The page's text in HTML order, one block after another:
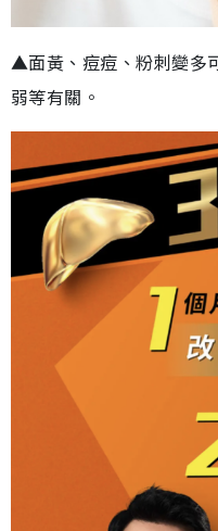
▲面黃、痘痘、粉刺變多
弱等有關。